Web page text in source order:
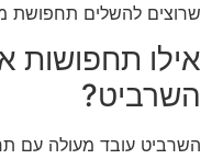
שרוצים להשלים תחפושת
אילו
השרביט?
השרביט עובד מעולה עם